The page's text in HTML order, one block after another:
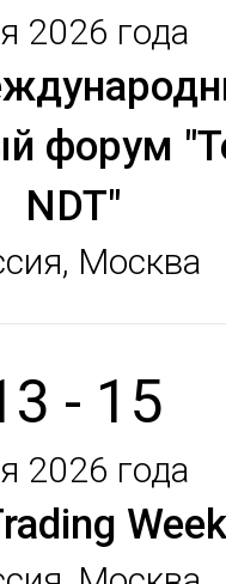
2026 года
форум
NDT"
Москва
- 15
2026 года